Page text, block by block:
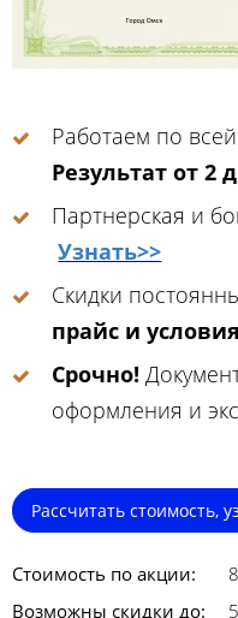
Работаем по
Результат от 2
Партнерская и
Узнать>>
Скидки
прайс и
Срочно!
оформления и
Рассчитать стоимость,
Стоимость по акции:
Возможны скидки до: